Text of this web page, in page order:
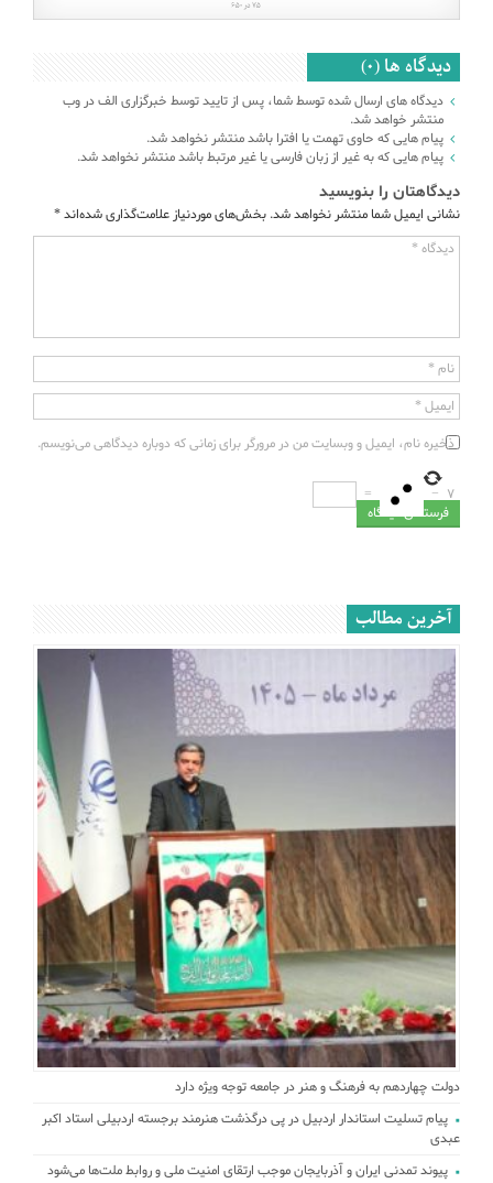
دیدگاه ها (0)
دیدگاه های ارسال شده توسط شما، پس از تایید توسط خبرگزاری الف در وب
منتشر خواهد شد.
پیام هایی که حاوی تهمت یا افترا باشد منتشر نخواهد شد.
پیام هایی که به غیر از زبان فارسی یا غیر مرتبط باشد منتشر نخواهد شد.
دیدگاهتان را بنویسید
نشانی ایمیل شما منتشر نخواهد شد. بخش‌های موردنیاز علامت‌گذاری شده‌اند*
دیدگاه *
نام *
ایمیل *
ذخیره نام، ایمیل و وبسایت من در مرورگر برای زمانی که دوباره دیدگاهی می‌نویسم.
7
−
=
آخرین مطالب
دولت چهاردهم به فرهنگ و هنر در جامعه توجه ویژه دارد
پیام تسلیت استاندار اردبیل در پی درگذشت هنرمند برجسته اردبیلی استاد اکبر
عبدی
پیوند تمدنی ایران و آذربایجان موجب ارتقای امنیت ملی و روابط ملت‌ها می‌شود